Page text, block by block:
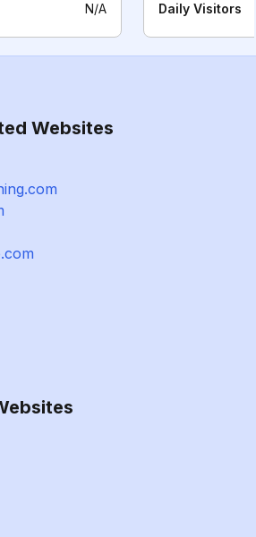
N/A Daily Visitors
Websites